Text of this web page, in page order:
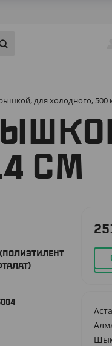
для холодного, 500
СМ
(ПОЛИЭТИЛЕНТ